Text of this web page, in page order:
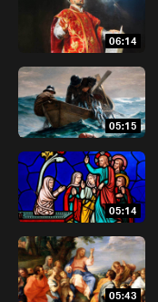
06:14
05:15
05:14
05:43